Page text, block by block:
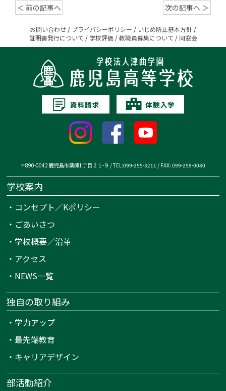
＜ 前の記事へ 次の記事へ ＞
お問い合わせ / プライバシーポリシー / いじめ防止基本方針 /
証明書発行について / 学校評価/教職員募集について / 同窓会
〒890-0042 鹿児島市薬師1丁目２１-９ / TEL:099-255-3211 / FAX: 099-258-0080
学校案内
・ コンセプト／Kポリシー
・ ごあいさつ
・学校概要／沿革
・ アクセス
・ NEWS一覧
独自の取り組み
・学力アップ
・最先端教育
・ キャリアデザイン
部活動紹介